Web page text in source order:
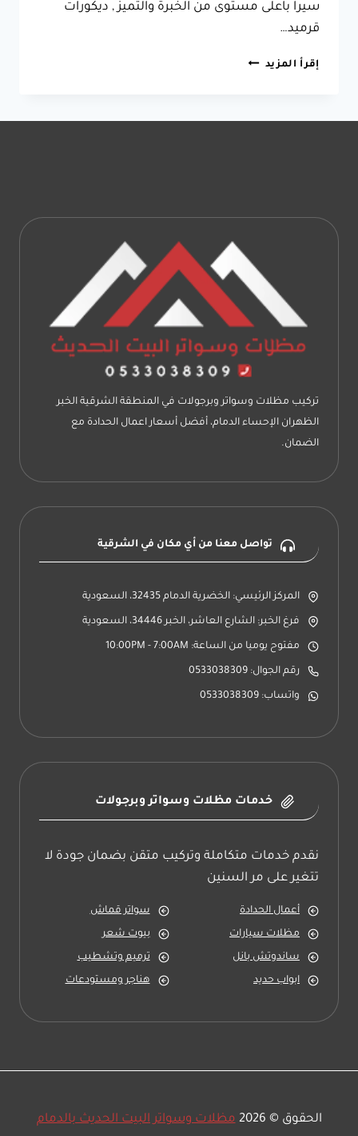
سيرا باعلى مستوى من الخبرة والتميز , ديكورات
قرميد…
إقرأ المزيد مقاول
تركيب مظلات وسواتر وبرجولات في المنطقة الشرقية الخبر
الظهران الإحساء الدمام، أفضل أسعار اعمال الحدادة مع
الضمان.
تواصل معنا من أي مكان في الشرقية
المركز الرئيسي: الخضرية الدمام 32435، السعودية
فرغ الخبر: الشارع العاشر، الخبر 34446، السعودية
مفتوح يوميا من الساعة: 10:00PM - 7:00AM
رقم الجوال: 0533038309
واتساب: 0533038309
خدمات مظلات وسواتر وبرجولات
نقدم خدمات متكاملة وتركيب متقن بضمان جودة لا
تتغير على مر السنين
أعمال الحدادة سواتر قماش
مظلات سيارات بيوت شعر
ساندوتش بانل ترميم وتشطيب
ابواب حديد هناجر ومستودعات
الحقوق © 2026 مظلات وسواتر البيت الحديث بالدمام